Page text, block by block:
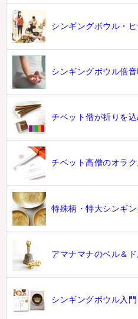
シンギングボウル・
シンギングボウル倍
チベット僧が祈りを
チベット高僧のオラ
特殊柄・特大シンギ
アマナマナのベル＆ド
シンギングボウル入